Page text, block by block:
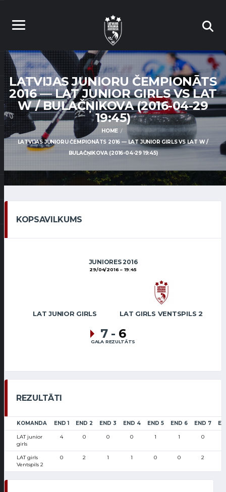
LATVIJAS JUNIORU ČEMPIONĀTS
2016 — LAT JUNIOR GIRLS VS LAT
W / BULAČŅIKOVA (2016-04-29
19:45)
HOME
LATVIJAS JUNIORU ČEMPIONĀTS 2016 — LAT JUNIOR GIRLS VS LAT W /
BULAČŅIKOVA (2016-04-29 19:45)
KOPSAVILKUMS
JUNIORES 2016
29/04/2016 19:45
LAT JUNIOR GIRLS LAT GIRLS VENTSPILS 2
7 - 6
GALA REZULTĀTS
REZULTĀTI
KOMANDA END 1 END 2 END 3 END 4 END 5 END 6 END 7
LAT junior
girls
4 0 0 0 1 1 0
LAT girls
Ventspils 2
0 2 1 1 0 0 2